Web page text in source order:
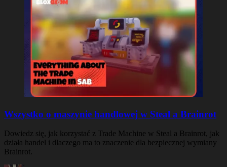
Wszystko o maszynie handlowej w Steal a Brainrot
Dowiedz się, jak korzystać z Trade Machine w Steal a Brainrot, jak
działa handel i dlaczego ma to znaczenie dla bezpiecznej wymiany
Brainrot.